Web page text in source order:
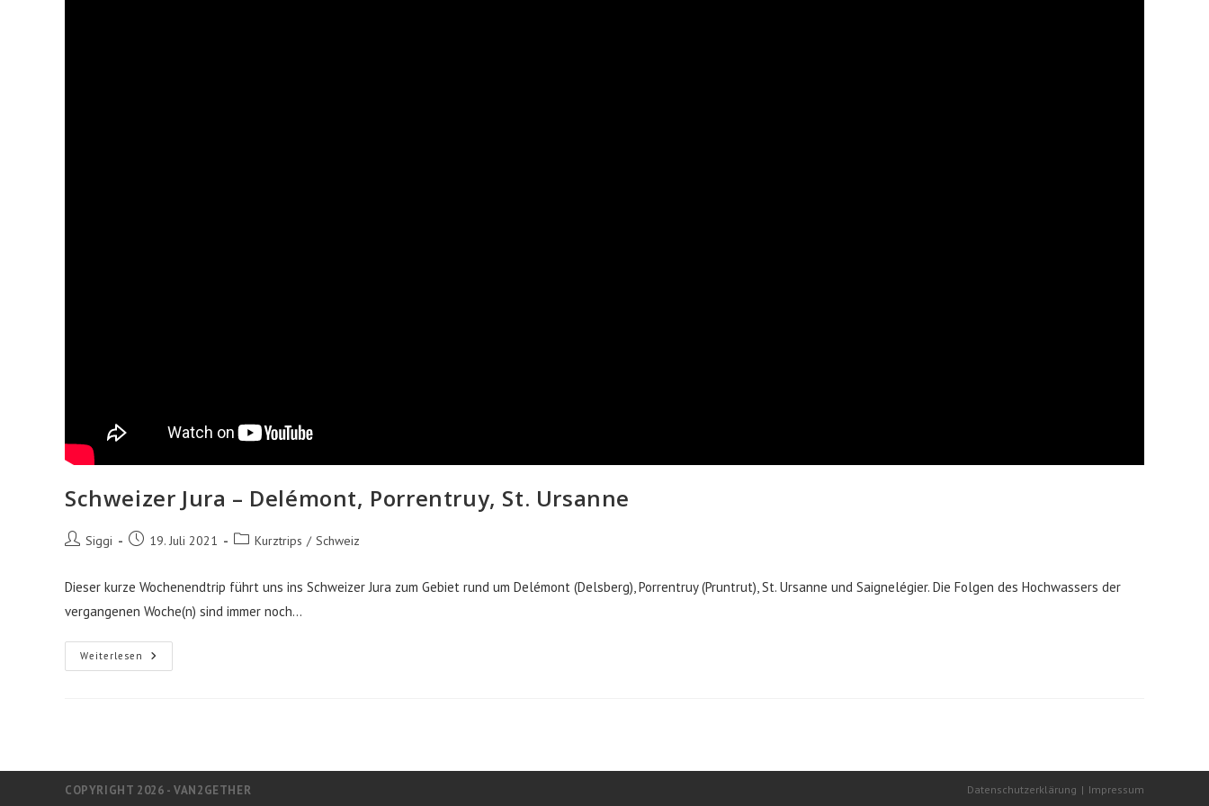
Schweizer Jura – Delémont, Porrentruy, St. Ursanne
Beitrags-
Siggi
Beitrag19. Juli 2021
Beitrags-
Kurztrips / Schweiz
Dieser kurze Wochenendtrip führt uns ins Schweizer Jura zum Gebiet rund um Delémont (Delsberg), Porrentruy (Pruntrut), St. Ursanne und Saignelégier. Die Folgen des Hochwassers der
vergangenen Woche(n) sind immer noch…
Weiterlesen Schweizer
Jura
Datenschutzerklärung Impressum
COPYRIGHT 2026 - VAN2GETHER